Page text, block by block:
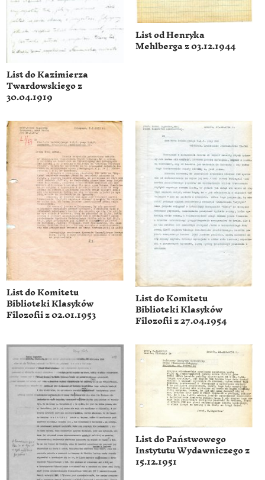
List do Kazimierza
Twardowskiego z
30.04.1919
List od Henryka
Mehlberga z 03.12.1944
List do Komitetu
Biblioteki Klasyków
Filozofii z 02.01.1953
List do Komitetu
Biblioteki Klasyków
Filozofii z 27.04.1954
List do Państwowego
Instytutu Wydawniczego z
15.12.1951